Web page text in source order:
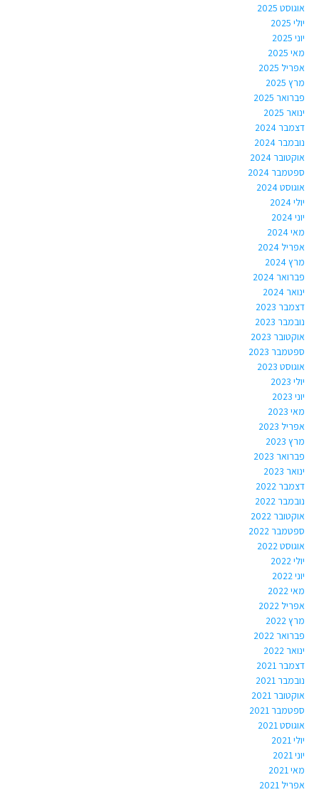
אוגוסט 2025
יולי 2025
יוני 2025
מאי 2025
אפריל 2025
מרץ 2025
פברואר 2025
ינואר 2025
דצמבר 2024
נובמבר 2024
אוקטובר 2024
ספטמבר 2024
אוגוסט 2024
יולי 2024
יוני 2024
מאי 2024
אפריל 2024
מרץ 2024
פברואר 2024
ינואר 2024
דצמבר 2023
נובמבר 2023
אוקטובר 2023
ספטמבר 2023
אוגוסט 2023
יולי 2023
יוני 2023
מאי 2023
אפריל 2023
מרץ 2023
פברואר 2023
ינואר 2023
דצמבר 2022
נובמבר 2022
אוקטובר 2022
ספטמבר 2022
אוגוסט 2022
יולי 2022
יוני 2022
מאי 2022
אפריל 2022
מרץ 2022
פברואר 2022
ינואר 2022
דצמבר 2021
נובמבר 2021
אוקטובר 2021
ספטמבר 2021
אוגוסט 2021
יולי 2021
יוני 2021
מאי 2021
אפריל 2021